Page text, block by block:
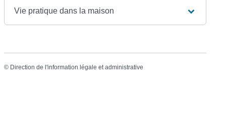
Vie pratique dans la maison
© Direction de l'information légale et administrative